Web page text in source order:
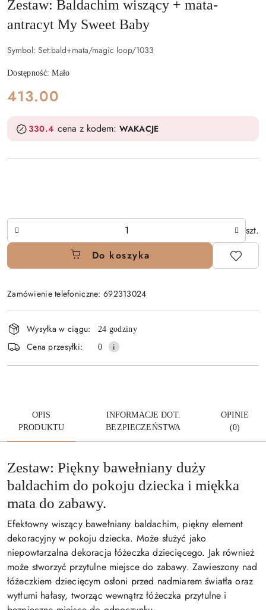
Zestaw: Baldachim wiszący + mata-
antracyt My Sweet Baby
Symbol: Set:bald+mata/magic loop/1033
Dostępność:Mało
cena:
413.00
330.4 cena z kodem: WAKACJE
szt.
Do koszyka
Zamówienie telefoniczne: 692313024
i
dostawa
Wysyłka w ciągu: 24 godziny
Cena przesyłki: 0
OPIS
PRODUKTU
INFORMACJE DOT.
BEZPIECZEŃSTWA
OPINIE
(0)
Zestaw: Piękny bawełniany duży
baldachim do pokoju dziecka i miękka
mata do zabawy.
Efektowny wiszący bawełniany baldachim, piękny element
dekoracyjny w pokoju dziecka. Może służyć jako
niepowtarzalna dekoracja łóżeczka dziecięcego. Jak również
może stworzyć przytulne miejsce do zabawy. Zawieszony nad
łóżeczkiem dziecięcym osłoni przed nadmiarem światła oraz
wytłumi hałasy, tworząc wewnątrz łóżeczka przytulne i